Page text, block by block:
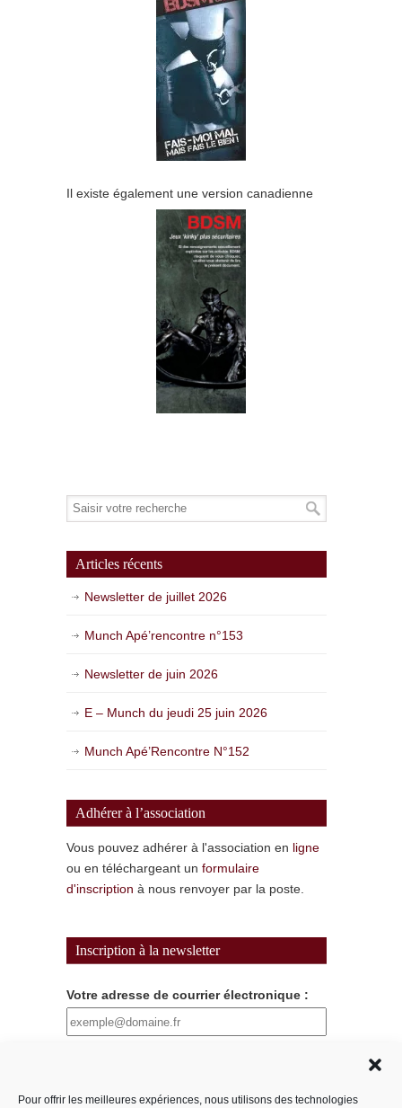
Pour offrir les meilleures expériences, nous utilisons des technologies
Il existe également une version canadienne
Articles récents
Newsletter de juillet 2026
Munch Apé’rencontre n°153
Newsletter de juin 2026
E – Munch du jeudi 25 juin 2026
Munch Apé’Rencontre N°152
Adhérer à l’association
Vous pouvez adhérer à l'association en ligne
ou en téléchargeant un formulaire
d'inscription à nous renvoyer par la poste.
Inscription à la newsletter
Votre adresse de courrier électronique :